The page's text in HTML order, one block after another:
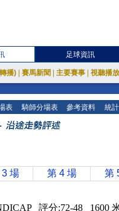
足球資訊
播) 賽馬新聞 主要賽事 視聽播
表 騎師分場表 參考資料 統
3 場 第 4 場 第
評分:72-48 1600